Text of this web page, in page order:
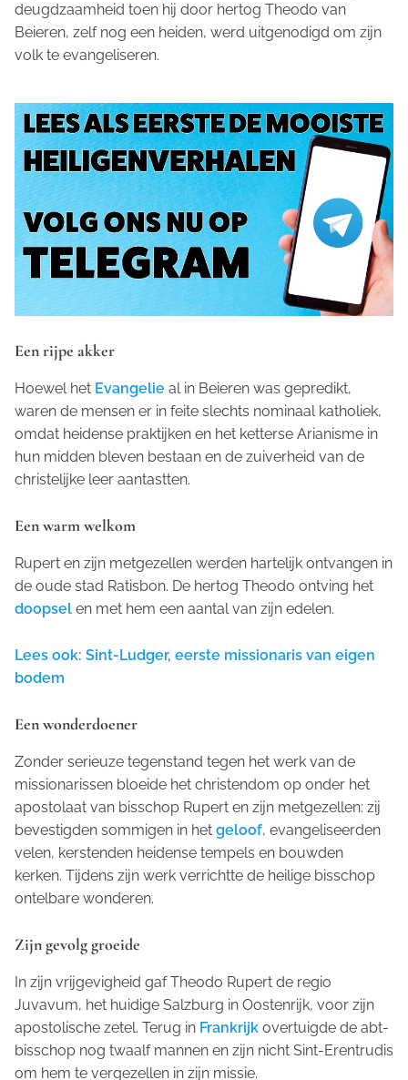
deugdzaamheid toen hij door hertog Theodo van
Beieren, zelf nog een heiden, werd uitgenodigd om zijn
volk te evangeliseren.
Een rijpe akker
Hoewel het Evangelie al in Beieren was gepredikt,
waren de mensen er in feite slechts nominaal katholiek,
omdat heidense praktijken en het ketterse Arianisme in
hun midden bleven bestaan en de zuiverheid van de
christelijke leer aantastten.
Een warm welkom
Rupert en zijn metgezellen werden hartelijk ontvangen in
de oude stad Ratisbon. De hertog Theodo ontving het
doopsel en met hem een aantal van zijn edelen.
Lees ook: Sint-Ludger, eerste missionaris van eigen
bodem
Een wonderdoener
Zonder serieuze tegenstand tegen het werk van de
missionarissen bloeide het christendom op onder het
apostolaat van bisschop Rupert en zijn metgezellen: zij
bevestigden sommigen in het geloof, evangeliseerden
velen, kerstenden heidense tempels en bouwden
kerken. Tijdens zijn werk verrichtte de heilige bisschop
ontelbare wonderen.
Zijn gevolg groeide
In zijn vrijgevigheid gaf Theodo Rupert de regio
Juvavum, het huidige Salzburg in Oostenrijk, voor zijn
apostolische zetel. Terug in Frankrijk overtuigde de abt-
bisschop nog twaalf mannen en zijn nicht Sint-Erentrudis
om hem te vergezellen in zijn missie.